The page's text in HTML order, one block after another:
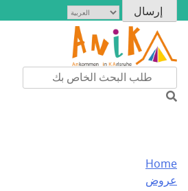
Home
عروض